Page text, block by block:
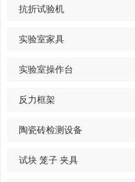
抗折试验机
实验室家具
实验室操作台
反力框架
陶瓷砖检测设备
试块 笼子 夹具